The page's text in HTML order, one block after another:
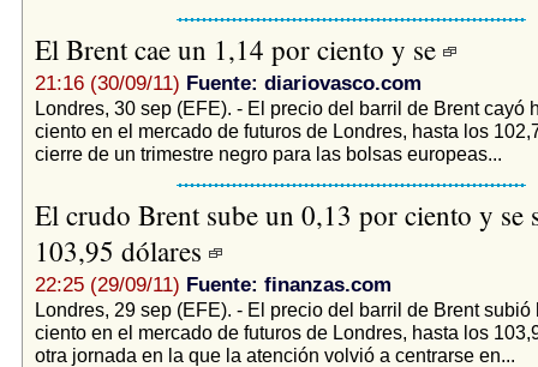
El Brent cae un 1,14 por ciento y se
21:16 (30/09/11) Fuente: diariovasco.com
Londres, 30 sep (EFE). - El precio del barril de Brent cayó
ciento en el mercado de futuros de Londres, hasta los
cierre de un trimestre negro para las bolsas europeas...
El crudo Brent sube un 0,13 por ciento y se
103,95 dólares
22:25 (29/09/11) Fuente: finanzas.com
Londres, 29 sep (EFE). - El precio del barril de Brent subió
ciento en el mercado de futuros de Londres, hasta los
otra jornada en la que la atención volvió a centrarse en...